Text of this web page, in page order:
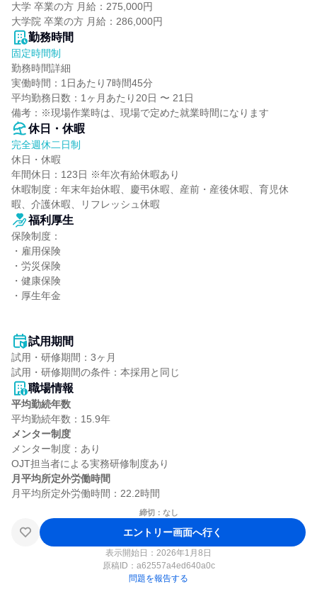
大学 卒業の方 月給：275,000円
大学院 卒業の方 月給：286,000円
勤務時間
固定時間制
勤務時間詳細
実働時間：1日あたり7時間45分
平均勤務日数：1ヶ月あたり20日 〜 21日
備考：※現場作業時は、現場で定めた就業時間になります
休日・休暇
完全週休二日制
休日・休暇
年間休日：123日 ※年次有給休暇あり
休暇制度：年末年始休暇、慶弔休暇、産前・産後休暇、育児休
暇、介護休暇、リフレッシュ休暇
福利厚生
保険制度：
・雇用保険
・労災保険
・健康保険
・厚生年金
試用期間
試用・研修期間：3ヶ月
職場情報
平均勤続年数
メンター制度
メンター制度：あり
月平均所定外労働時間
締切：なし
エントリー画面へ行く
表示開始日：2026年1月8日
原稿ID： a62557a4ed640a0c
問題を報告する